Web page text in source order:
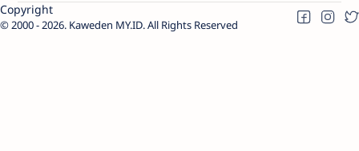
Copyright
2000 -2026. Kaweden MY.ID. All Rights Reserved